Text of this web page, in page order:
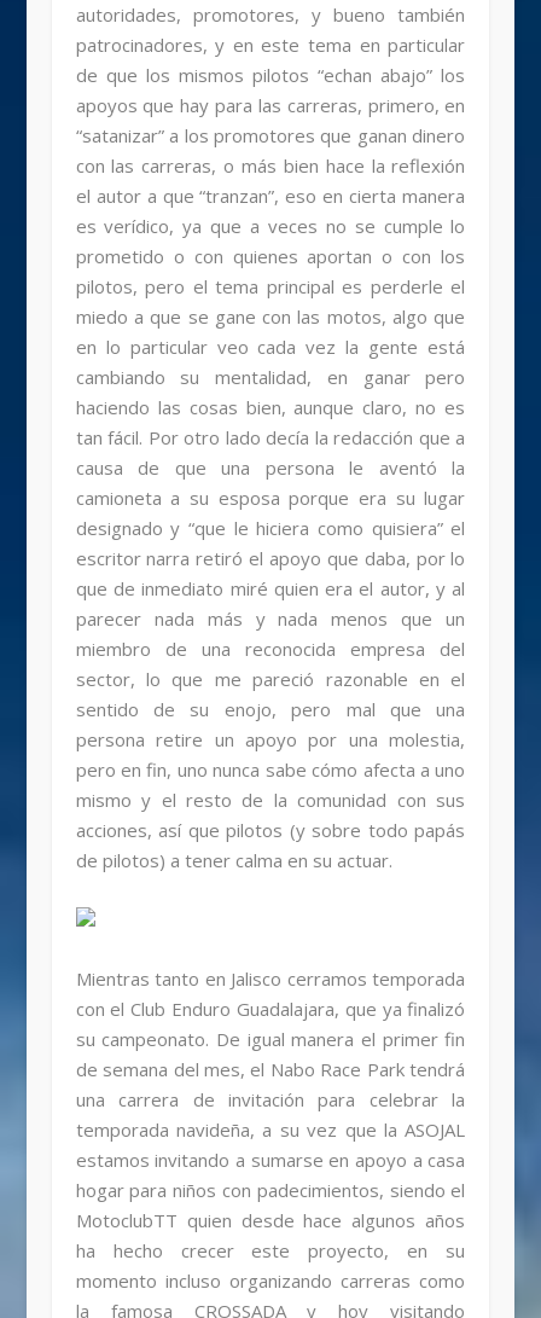
autoridades, promotores, y bueno también
patrocinadores, y en este tema en particular
de que los mismos pilotos “echan abajo” los
apoyos que hay para las carreras, primero, en
“satanizar” a los promotores que ganan dinero
con las carreras, o más bien hace la reflexión
el autor a que “tranzan”, eso en cierta manera
es verídico, ya que a veces no se cumple lo
prometido o con quienes aportan o con los
pilotos, pero el tema principal es perderle el
miedo a que se gane con las motos, algo que
en lo particular veo cada vez la gente está
cambiando su mentalidad, en ganar pero
haciendo las cosas bien, aunque claro, no es
tan fácil. Por otro lado decía la redacción que a
causa de que una persona le aventó la
camioneta a su esposa porque era su lugar
designado y “que le hiciera como quisiera” el
escritor narra retiró el apoyo que daba, por lo
que de inmediato miré quien era el autor, y al
parecer nada más y nada menos que un
miembro de una reconocida empresa del
sector, lo que me pareció razonable en el
sentido de su enojo, pero mal que una
persona retire un apoyo por una molestia,
pero en fin, uno nunca sabe cómo afecta a uno
mismo y el resto de la comunidad con sus
acciones, así que pilotos (y sobre todo papás
de pilotos) a tener calma en su actuar.
Mientras tanto en Jalisco cerramos temporada
con el Club Enduro Guadalajara, que ya finalizó
su campeonato. De igual manera el primer fin
de semana del mes, el Nabo Race Park tendrá
una carrera de invitación para celebrar la
temporada navideña, a su vez que la ASOJAL
estamos invitando a sumarse en apoyo a casa
hogar para niños con padecimientos, siendo el
MotoclubTT quien desde hace algunos años
ha hecho crecer este proyecto, en su
momento incluso organizando carreras como
la famosa CROSSADA y hoy visitando